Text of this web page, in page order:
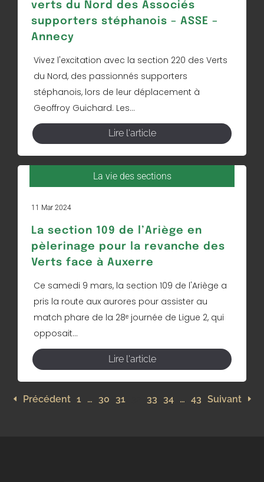
verts du Nord des Associés
supporters stéphanois – ASSE –
Annecy
Vivez l'excitation avec la section 220 des Verts
du Nord, des passionnés supporters
stéphanois, lors de leur déplacement à
Geoffroy Guichard. Les...
Lire l'article
La vie des sections
11 Mar 2024
La section 109 de l’Ariège en
pèlerinage pour la revanche des
Verts face à Auxerre
Ce samedi 9 mars, la section 109 de l'Ariège a
pris la route aux aurores pour assister au
match phare de la 28ᵉ journée de Ligue 2, qui
opposait...
Lire l'article
Précédent 1 … 30 31 33 34 … 43 Suivant